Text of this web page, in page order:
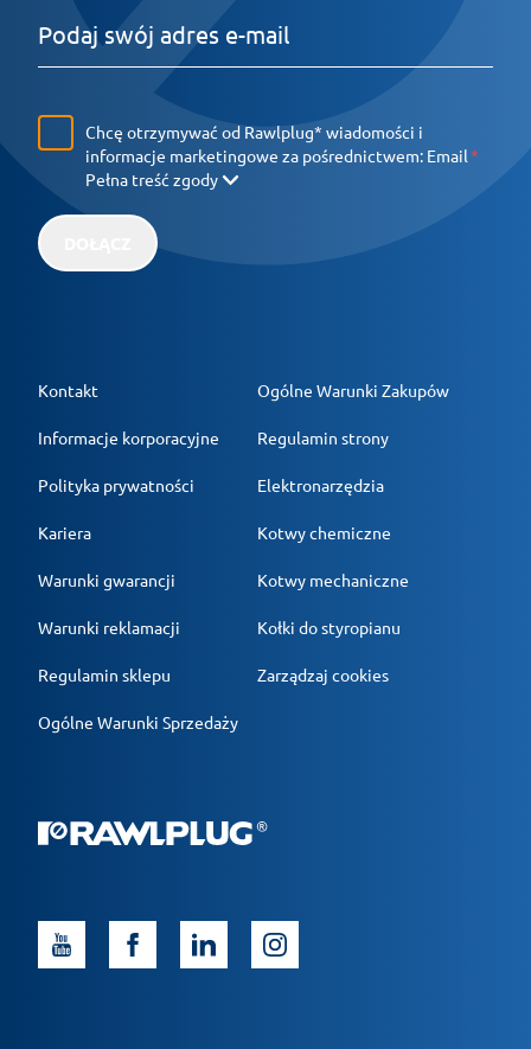
Chcę otrzymywać od Rawlplug* wiadomości i
informacje marketingowe za pośrednictwem: Email
Pełna treść zgody
Kontakt
Informacje korporacyjne
Polityka prywatności
Kariera
Warunki gwarancji
Warunki reklamacji
Regulamin sklepu
Ogólne Warunki Sprzedaży
Ogólne Warunki Zakupów
Regulamin strony
Elektronarzędzia
Kotwy chemiczne
Kotwy mechaniczne
Kołki do styropianu
Zarządzaj cookies